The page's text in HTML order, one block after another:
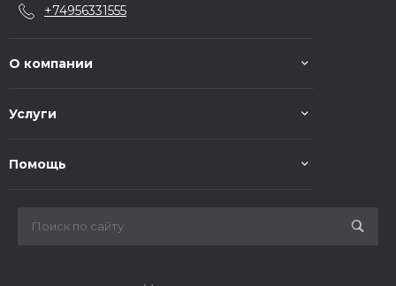
+74956331555
О компании
Услуги
Помощь